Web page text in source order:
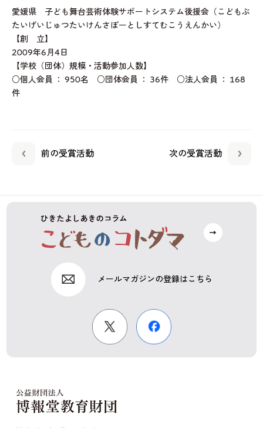
愛媛県 子ども舞台芸術体験サポートシステム後援会（こどもぶ
たいげいじゅつたいけんさぽーとしすてむこうえんかい）
【創 立】
2009年6月4日
【学校（団体）規模・活動参加人数】
○個人会員 ： 950名 ○団体会員 ： 36件 ○法人会員 ： 168
件
前の受賞活動 次の受賞活動
メールマガジンの登録はこちら